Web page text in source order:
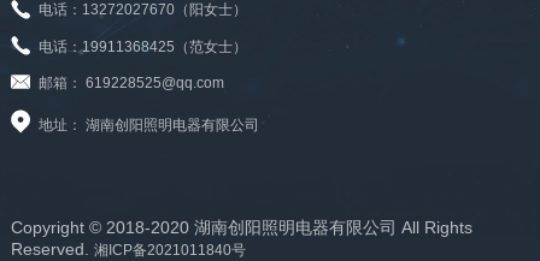
电话：13272027670（阳女士）
电话：19911368425（范女士）
邮箱： 619228525@qq.com
地址： 湖南创阳照明电器有限公司
Copyright © 2018-2020 湖南创阳照明电器有限公司 All Rights
Reserved. 湘ICP备2021011840号